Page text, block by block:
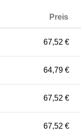
Preis
67,52 €
64,79 €
67,52 €
67,52 €